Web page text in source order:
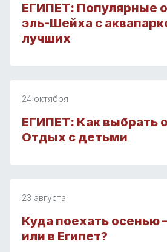
ЕГИПЕТ: Популярные
эль-Шейха с
лучших
24 октября
ЕГИПЕТ: Как выбрать
Отдых с детьми
23 августа
Куда поехать осенью
или в Египет?